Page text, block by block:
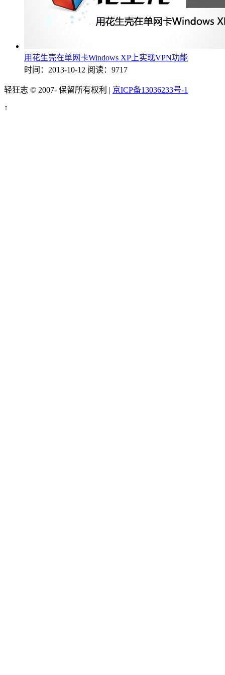
用花生壳在单网卡Windows XP上实现VPN功能
时间：2013-10-12 阅读：9717
轻狂志 © 2007- 保留所有权利 | 京ICP备13036233号-1
↑